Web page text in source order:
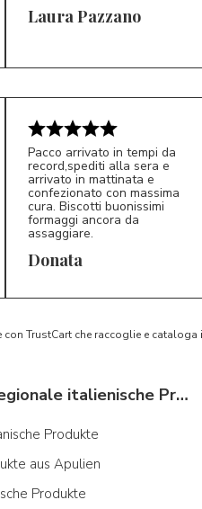
LP 5/5
Laura Pazzano
D*
Pacco arrivato in tempi da
record,spediti alla sera e
arrivato in mattinata e
confezionato con massima
cura. Biscotti buonissimi
formaggi ancora da
assaggiare.
Donata
TrustCart che raccoglie e
Typische regionale italienische Produkte
Produkte
aus Apulien
Produkte